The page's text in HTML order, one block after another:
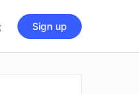
Sign up